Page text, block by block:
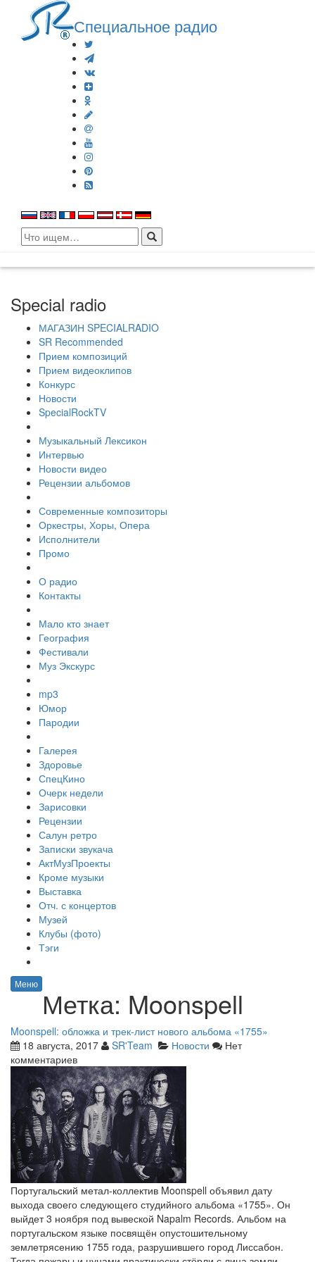
Специальное радио
Search
for:
Special radio
МАГАЗИН SPECIALRADIO
SR Recommended
Прием композиций
Прием видеоклипов
Конкурс
Новости
SpecialRockTV
Музыкальный Лексикон
Интервью
Новости видео
Рецензии альбомов
Современные композиторы
Оркестры, Хоры, Опера
Исполнители
Промо
О радио
Контакты
Мало кто знает
География
Фестивали
Муз Экскурс
mp3
Юмор
Пародии
Галерея
Здоровье
СпецКино
Очерк недели
Зарисовки
Рецензии
Салун ретро
Записки звукача
АктМузПроекты
Кроме музыки
Выставка
Отч. с концертов
Музей
Клубы (фото)
Тэги
Меню
Метка: Moonspell
Moonspell: обложка и трек-лист нового альбома «1755»
18 августа, 2017
SR'Team Новости
Нет
комментариев
Португальский метал-коллектив Moonspell объявил дату
выхода своего следующего студийного альбома «1755». Он
выйдет 3 ноября под вывеской Napalm Records. Альбом на
португальском языке посвящён опустошительному
землетрясению 1755 года, разрушившего город Лиссабон.